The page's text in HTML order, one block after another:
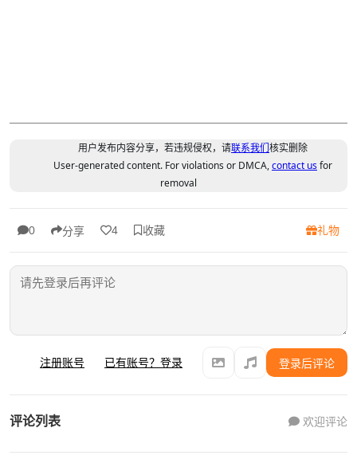
用户发布内容分享，若违规侵权，请联系我们核实删除
User-generated content. For violations or DMCA,contact usfor
removal
0 分享 4 收藏 礼物
注册账号 已有账号？登录 登录后评论
评论列表 欢迎评论